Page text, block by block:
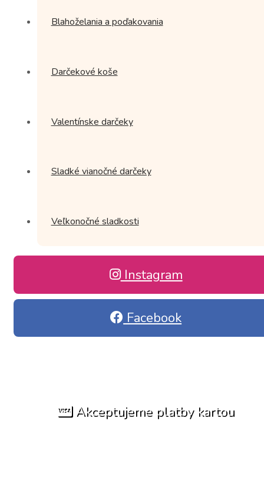
Blahoželania a poďakovania
Darčekové koše
Valentínske darčeky
Sladké vianočné darčeky
Veľkonočné sladkosti
Instagram
Facebook
Akceptujeme platby kartou